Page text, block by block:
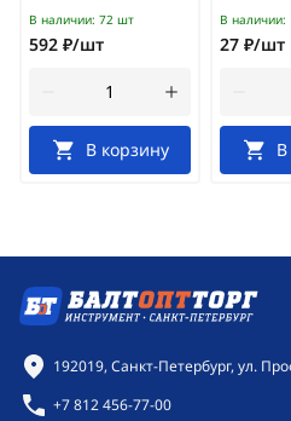
В наличии: 72 шт
592 ₽/шт
В корзину
В наличии:
27 ₽/шт
В
Контактная
192019, Санкт-Петербург, ул.
+7 812 456-77-00